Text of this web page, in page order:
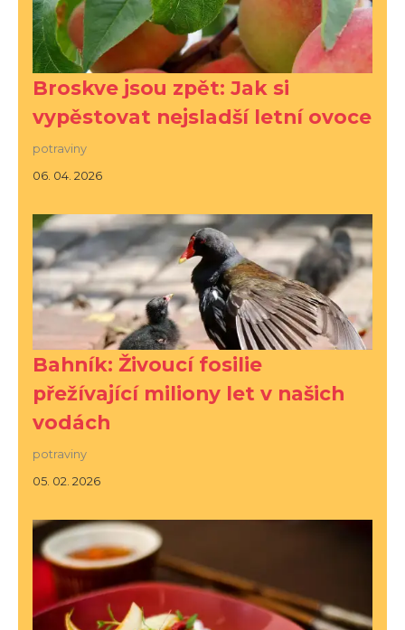
Broskve jsou zpět: Jak si
vypěstovat nejsladší letní ovoce
potraviny
06. 04. 2026
Bahník: Živoucí fosilie
přežívající miliony let v našich
vodách
potraviny
05. 02. 2026